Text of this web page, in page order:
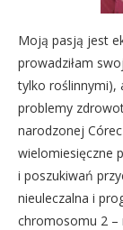
Moją pasją jest
prowadziłam
tylko roślinnymi),
problemy
narodzonej
wielomiesięczne
i poszukiwań
nieuleczalna i
chromosomu 2 –